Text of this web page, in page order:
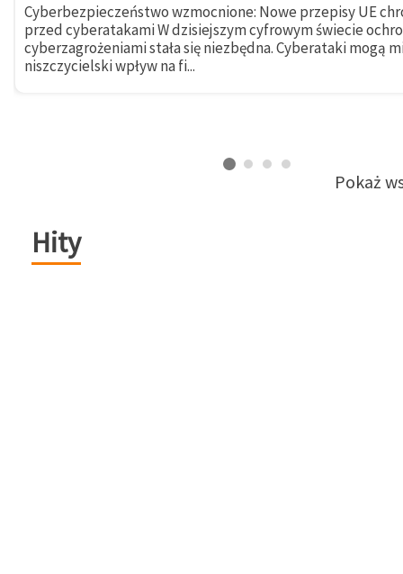
Cyberbezpieczeństwo wzmocnione: Nowe przepisy UE
przed cyberatakami W dzisiejszym cyfrowym świecie
cyberzagrożeniami stała się niezbędna. Cyberataki mogą
niszczycielski wpływ na fi...
Pokaż
Hity